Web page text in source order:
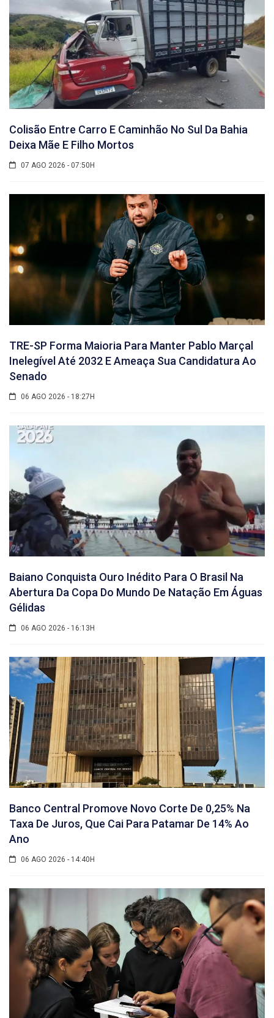
Colisão Entre Carro E Caminhão No Sul Da Bahia
Deixa Mãe E Filho Mortos
07 AGO 2026 - 07:50H
TRE-SP Forma Maioria Para Manter Pablo Marçal
Inelegível Até 2032 E Ameaça Sua Candidatura Ao
Senado
06 AGO 2026 - 18:27H
Baiano Conquista Ouro Inédito Para O Brasil Na
Abertura Da Copa Do Mundo De Natação Em Águas
Gélidas
06 AGO 2026 - 16:13H
Banco Central Promove Novo Corte De 0,25% Na
Taxa De Juros, Que Cai Para Patamar De 14% Ao
Ano
06 AGO 2026 - 14:40H